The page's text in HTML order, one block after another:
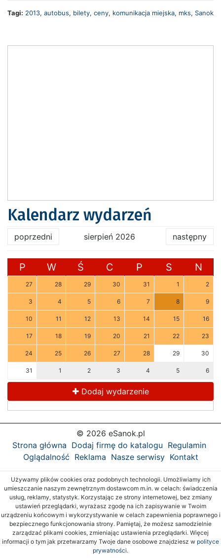
Tagi: 2013, autobus, bilety, ceny, komunikacja miejska, mks, Sanok
Kalendarz wydarzeń
poprzedni sierpień 2026 następny
P W Ś C P S N
27 28 29 30 31 1 2
3 4 5 6 7 8 9
10 11 12 13 14 15 16
17 18 19 20 21 22 23
24 25 26 27 28 29 30
31 1 2 3 4 5 6
Dodaj wydarzenie
© 2026 eSanok.pl
Strona główna Dodaj firmę do katalogu Regulamin
Oglądalność Reklama Nasze serwisy Kontakt
Używamy plików cookies oraz podobnych technologii. Umożliwiamy ich
umieszczanie naszym zewnętrznym dostawcom m.in. w celach: świadczenia
usług, reklamy, statystyk. Korzystając ze strony internetowej, bez zmiany
ustawień przeglądarki, wyrażasz zgodę na ich zapisywanie w Twoim
urządzeniu końcowym i wykorzystywanie w celach zapewnienia poprawnego i
bezpiecznego funkcjonowania strony. Pamiętaj, że możesz samodzielnie
zarządzać plikami cookies, zmieniając ustawienia przeglądarki. Więcej
informacji o tym jak przetwarzamy Twoje dane osobowe znajdziesz w polityce
prywatności.